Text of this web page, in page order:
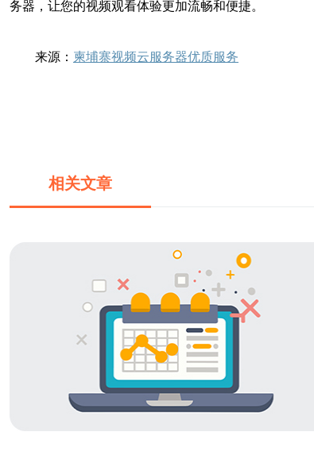
务器，让您的视频观看体验更加流畅和便捷。
来源： 柬埔寨视频云服务器优质服务
相关文章